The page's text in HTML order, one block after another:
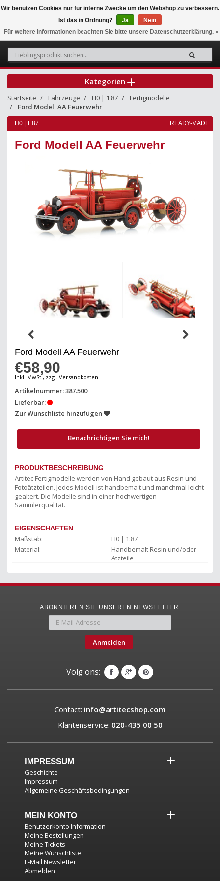
0
Kategorien
Startseite Fahrzeuge H0 | 1:87
Fertigmodelle
Ford Modell AA Feuerwehr
H0 | 1:87 READY-MADE
Ford Modell AA Feuerwehr
Ford Modell AA Feuerwehr
€58,90
Inkl. MwSt., zzgl. Versandkosten
Artikelnummer: 387.500
Lieferbar:
Zur Wunschliste hinzufügen
Benachrichtigen Sie mich!
PRODUKTBESCHREIBUNG
Artitec Fertigmodelle werden von Hand gebaut aus Resin und
Fotoätzteilen. Jedes Modell ist handbemalt und manchmal leicht
gealtert. Die Modelle sind in einer hochwertigen
Sammlerqualität.
EIGENSCHAFTEN
Maßstab:
H0 | 1:87
Material:
Handbemalt Resin und/oder
Ätzteile
ABONNIEREN SIE UNSEREN NEWSLETTER:
Anmelden
Volg ons:
Contact: info@artitecshop.com
Klantenservice: 020-435 00 50
IMPRESSUM
Geschichte
Impressum
Allgemeine Geschäftsbedingungen
MEIN KONTO
Benutzerkonto Information
Meine Bestellungen
Meine Tickets
Meine Wunschliste
E-Mail Newsletter
Abmelden
Wir benutzen Cookies nur für interne Zwecke um den Webshop zu verbessern.
Ist das in Ordnung?
Ja
Nein
Für weitere Informationen beachten Sie bitte unsere Datenschutzerklärung. »